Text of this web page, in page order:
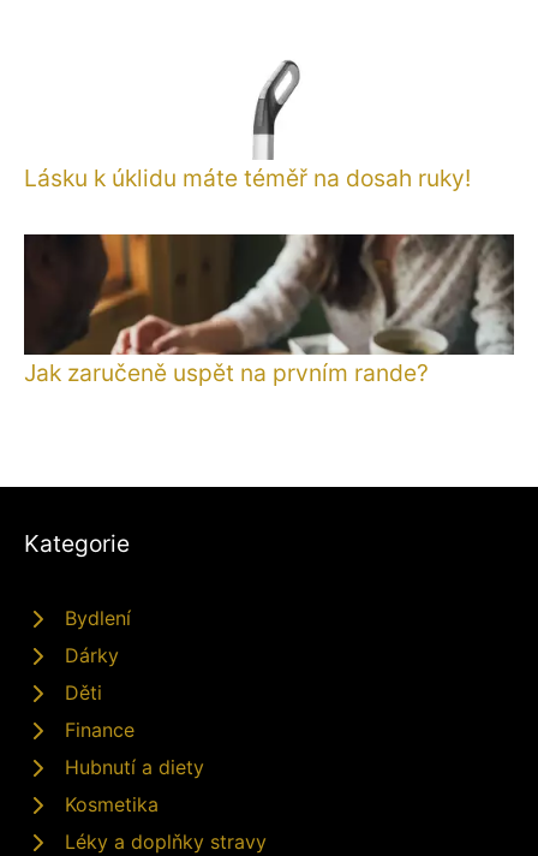
Lásku k úklidu máte téměř na dosah ruky!
Jak zaručeně uspět na prvním rande?
Kategorie
Bydlení
Dárky
Děti
Finance
Hubnutí a diety
Kosmetika
Léky a doplňky stravy